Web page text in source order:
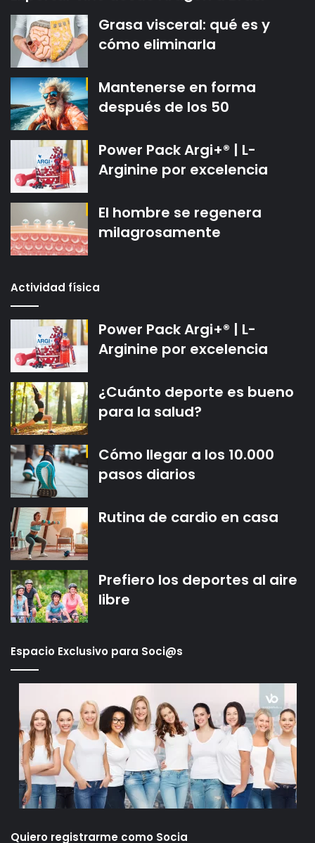
Grasa visceral: qué es y
cómo eliminarla
Mantenerse en forma
después de los 50
Power Pack Argi+® | L-
Arginine por excelencia
El hombre se regenera
milagrosamente
Actividad física
Power Pack Argi+® | L-
Arginine por excelencia
¿Cuánto deporte es bueno
para la salud?
Cómo llegar a los 10.000
pasos diarios
Rutina de cardio en casa
Prefiero los deportes al aire
libre
Espacio Exclusivo para Soci@s
Quiero registrarme como Socia